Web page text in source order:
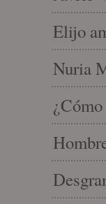
Elijo
Nuria